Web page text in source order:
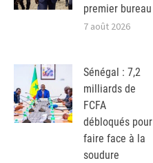
premier bureau
7 août 2026
Sénégal : 7,2
milliards de
FCFA
débloqués pour
faire face à la
soudure